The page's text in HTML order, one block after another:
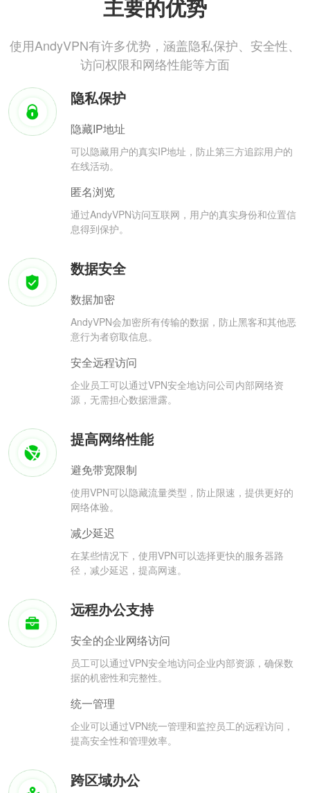
主要的优势
使用AndyVPN有许多优势，涵盖隐私保护、安全性、
访问权限和网络性能等方面
隐私保护
隐藏IP地址
可以隐藏用户的真实IP地址，防止第三方追踪用户的
在线活动。
匿名浏览
通过AndyVPN访问互联网，用户的真实身份和位置信
息得到保护。
数据安全
数据加密
AndyVPN会加密所有传输的数据，防止黑客和其他恶
意行为者窃取信息。
安全远程访问
企业员工可以通过VPN安全地访问公司内部网络资
源，无需担心数据泄露。
提高网络性能
避免带宽限制
使用VPN可以隐藏流量类型，防止限速，提供更好的
网络体验。
减少延迟
在某些情况下，使用VPN可以选择更快的服务器路
径，减少延迟，提高网速。
远程办公支持
安全的企业网络访问
员工可以通过VPN安全地访问企业内部资源，确保数
据的机密性和完整性。
统一管理
企业可以通过VPN统一管理和监控员工的远程访问，
提高安全性和管理效率。
跨区域办公